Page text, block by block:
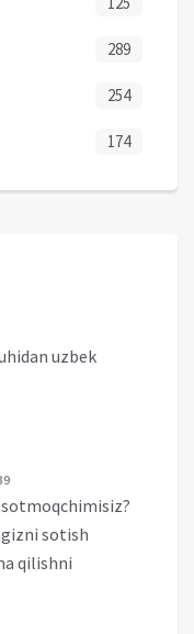
289
254
174
uzbek
sotish
qilishni